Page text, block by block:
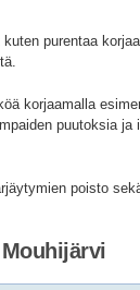
purentaa
korjaamalla
puutoksia ja
poisto